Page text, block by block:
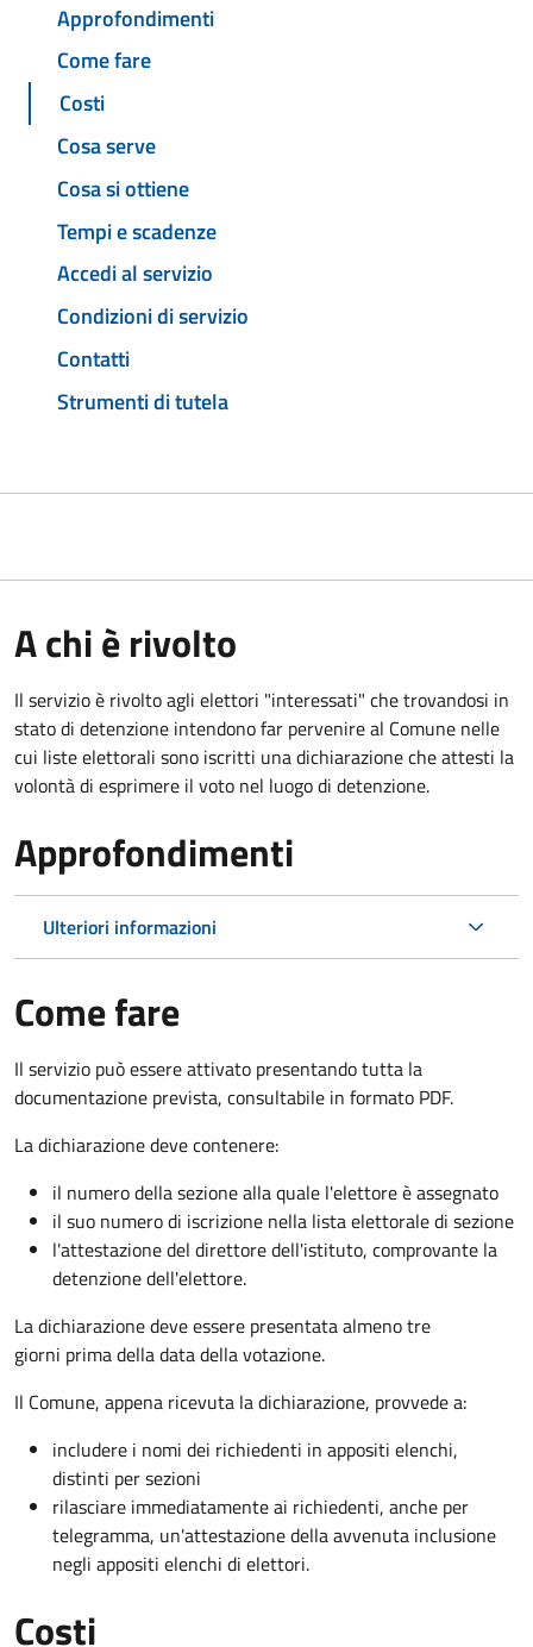
Approfondimenti
Come fare
Costi
Cosa serve
Cosa si ottiene
Tempi e scadenze
Accedi al servizio
Condizioni di servizio
Contatti
Strumenti di tutela
A chi è rivolto
Il servizio è rivolto agli elettori "interessati" che trovandosi in
stato di detenzione intendono far pervenire al Comune nelle
cui liste elettorali sono iscritti una dichiarazione che attesti la
volontà di esprimere il voto nel luogo di detenzione.
Approfondimenti
Ulteriori informazioni
Come fare
Il servizio può essere attivato presentando tutta la
documentazione prevista, consultabile in formato PDF.
La dichiarazione deve contenere:
il numero della sezione alla quale l'elettore è assegnato
il suo numero di iscrizione nella lista elettorale di sezione
l'attestazione del direttore dell'istituto, comprovante la
detenzione dell'elettore.
La dichiarazione deve essere presentata almeno tre
giorni prima della data della votazione.
Il Comune, appena ricevuta la dichiarazione, provvede a:
includere i nomi dei richiedenti in appositi elenchi,
distinti per sezioni
rilasciare immediatamente ai richiedenti, anche per
telegramma, un'attestazione della avvenuta inclusione
negli appositi elenchi di elettori.
Costi